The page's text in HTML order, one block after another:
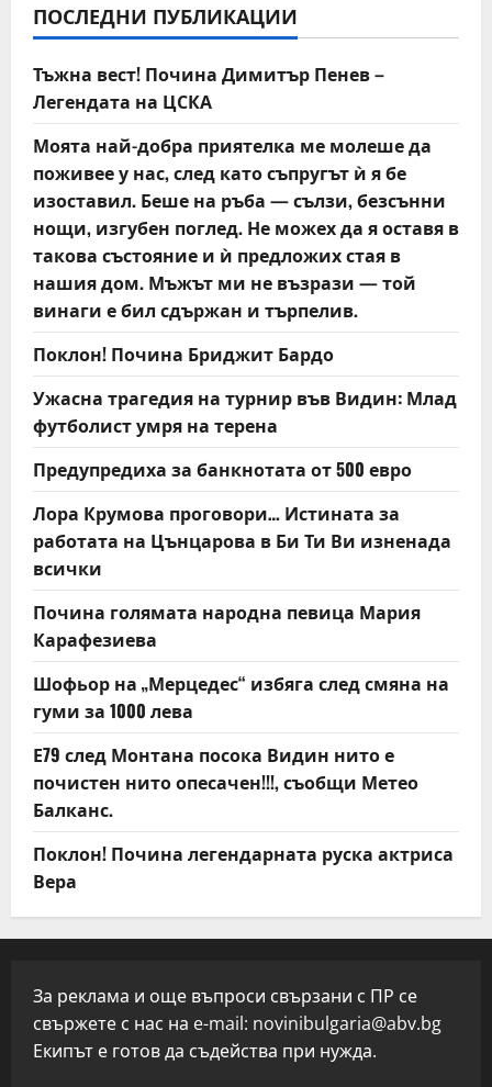
v
i
g
a
t
i
o
n
ПОСЛЕДНИ ПУБЛИКАЦИИ
Тъжна вест! Почина Димитър Пенев –
Легендата на ЦСКА
Моята най-добра приятелка ме молеше да
поживее у нас, след като съпругът ѝ я бе
изоставил. Беше на ръба — сълзи, безсънни
нощи, изгубен поглед. Не можех да я оставя в
такова състояние и ѝ предложих стая в
нашия дом. Мъжът ми не възрази — той
винаги е бил сдържан и търпелив.
Поклон! Почина Бриджит Бардо
Ужасна трагедия на турнир във Видин: Млад
футболист умря на терена
Предупредиха за банкнотата от 500 евро
Лора Крумова проговори… Истината за
работата на Цънцарова в Би Ти Ви изненада
всички
Почина голямата народна певица Мария
Карафезиева
Шофьор на „Мерцедес“ избяга след смяна на
гуми за 1000 лева
Е79 след Монтана посока Видин нито е
почистен нито опесачен!!!, съобщи Метео
Балканс.
Поклон! Почина легендарната руска актриса
Вера
За реклама и още въпроси свързани с ПР се
свържете с нас на e-mail: novinibulgaria@abv.bg
Екипът е готов да съдейства при нужда.